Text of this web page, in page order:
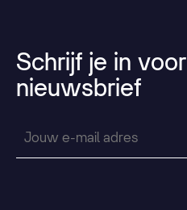
Schrijf je in voor
nieuwsbrief